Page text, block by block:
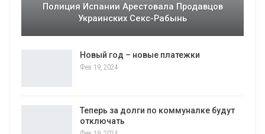
Полиция Испании Арестовала Продавцов
Украинских Секс-Рабынь
Новый год – новые платежки
Фев 19, 2024
Теперь за долги по коммуналке будут
отключать